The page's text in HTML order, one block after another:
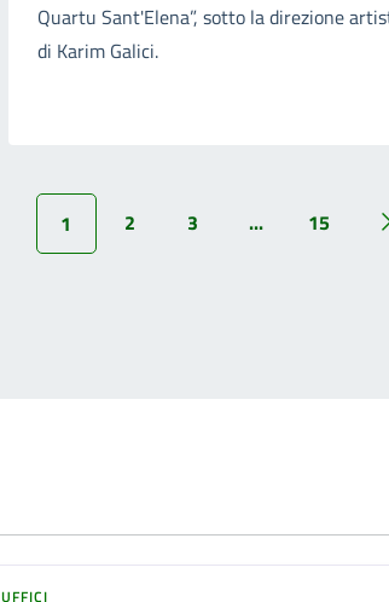
Quartu Sant'Elena”, sotto la direzione
di Karim Galici.
1 2 3 ... 15
UFFICI